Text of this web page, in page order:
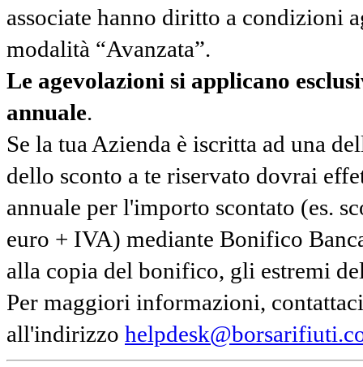
associate hanno diritto a condizioni
modalità “Avanzata”.
Le agevolazioni si applicano
annuale.
Se la tua Azienda è iscritta ad una
dello sconto a te riservato dovrai
annuale per l'importo scontato (es.
euro + IVA) mediante Bonifico
alla copia del bonifico, gli estremi
Per maggiori informazioni,
all'indirizzo